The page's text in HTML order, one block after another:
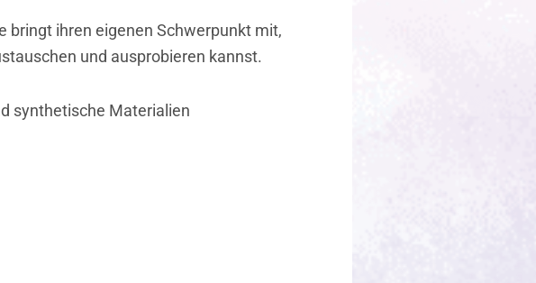
bringt ihren eigenen Schwerpunkt mit,
und ausprobieren kannst.
synthetische Materialien